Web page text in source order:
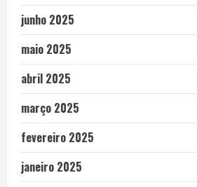
junho 2025
maio 2025
abril 2025
março 2025
fevereiro 2025
janeiro 2025